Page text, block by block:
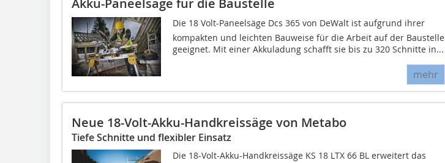
Die 18 Volt-Paneelsäge Dcs 365 von DeWalt ist aufgrund ihrer
kompakten und leichten Bauweise für die Arbeit auf der Baustelle
geeignet. Mit einer Akkuladung schafft sie bis zu 320 Schnitte in...
mehr
Neue 18-Volt-Akku-Handkreissäge von Metabo
Tiefe Schnitte und flexibler Einsatz
Die 18-Volt-Akku-Handkreissäge KS 18 LTX 66 BL erweitert das